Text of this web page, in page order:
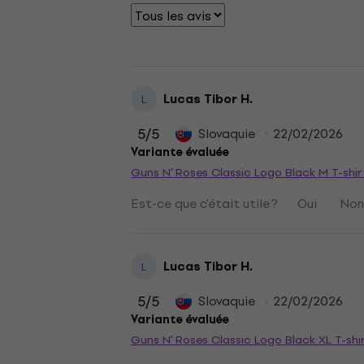
L Lucas Tibor H.
5/5 Slovaquie 22/02/2026
Variante évaluée
Guns N' Roses Classic Logo Black M T-
Est-ce que c'était utile ? Oui Non
L Lucas Tibor H.
5/5 Slovaquie 22/02/2026
Variante évaluée
Guns N' Roses Classic Logo Black XL T-